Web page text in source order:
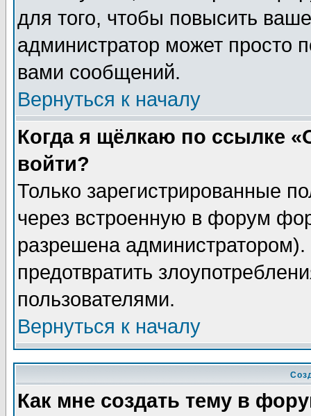
для того, чтобы повысить
администратор может просто
вами сообщений.
Вернуться к началу
Когда я щёлкаю по ссылке
войти?
Только зарегистрированные
через встроенную в форум
разрешена
предотвратить
пользователями.
Вернуться к началу
Как мне создать тему в